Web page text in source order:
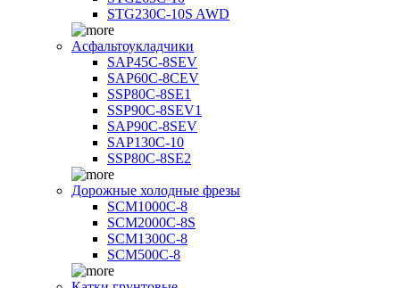
STG230C-10S AWD
Асфальтоукладчики
SAP45С-8SEV
SAP60C-8CEV
SSP80C-8SE1
SSP90C-8SEV1
SAP90C-8SEV
SAP130C-10
SSP80C-8SE2
Дорожные холодные фрезы
SCM1000C-8
SCM2000C-8S
SCM1300C-8
SCM500C-8